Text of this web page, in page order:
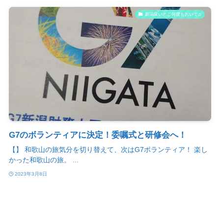
新潟良いとこ何度もおいで♫
G7のボランティアに決定！委嘱式と研修会へ！
【】 和歌山の旅気分を切り替えて、次はG7ボランティア！ 楽し
かった和歌山の旅。 ...
2023年3月8日